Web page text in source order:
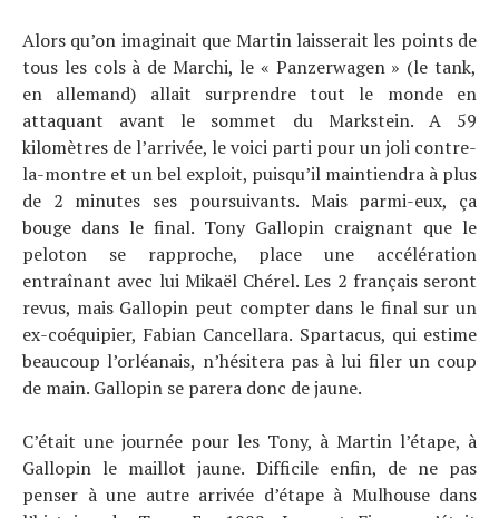
Alors qu’on imaginait que Martin laisserait les points de
tous les cols à de Marchi, le « Panzerwagen » (le tank,
en allemand) allait surprendre tout le monde en
attaquant avant le sommet du Markstein. A 59
kilomètres de l’arrivée, le voici parti pour un joli contre-
la-montre et un bel exploit, puisqu’il maintiendra à plus
de 2 minutes ses poursuivants. Mais parmi-eux, ça
bouge dans le final. Tony Gallopin craignant que le
peloton se rapproche, place une accélération
entraînant avec lui Mikaël Chérel. Les 2 français seront
revus, mais Gallopin peut compter dans le final sur un
ex-coéquipier, Fabian Cancellara. Spartacus, qui estime
beaucoup l’orléanais, n’hésitera pas à lui filer un coup
de main. Gallopin se parera donc de jaune.
C’était une journée pour les Tony, à Martin l’étape, à
Gallopin le maillot jaune. Difficile enfin, de ne pas
penser à une autre arrivée d’étape à Mulhouse dans
Actualités
Technologies
Tests de produits
Conseils
Tendances
Tous nos articles